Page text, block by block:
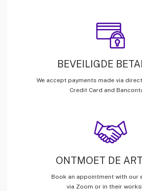
BEVEILIGDE
We accept payments made via
Credit Card and
ONTMOET DE
Book an appointment with our
via Zoom or in their